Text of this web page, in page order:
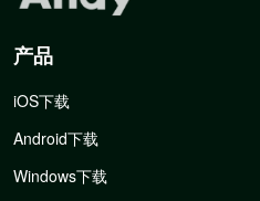
产品
iOS下载
Android下载
Windows下载